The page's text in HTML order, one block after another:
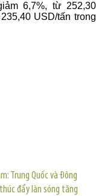
6,7%, từ 252,30
USD/tấn trong
Trung Quốc và Đông
đẩy làn sóng tăng